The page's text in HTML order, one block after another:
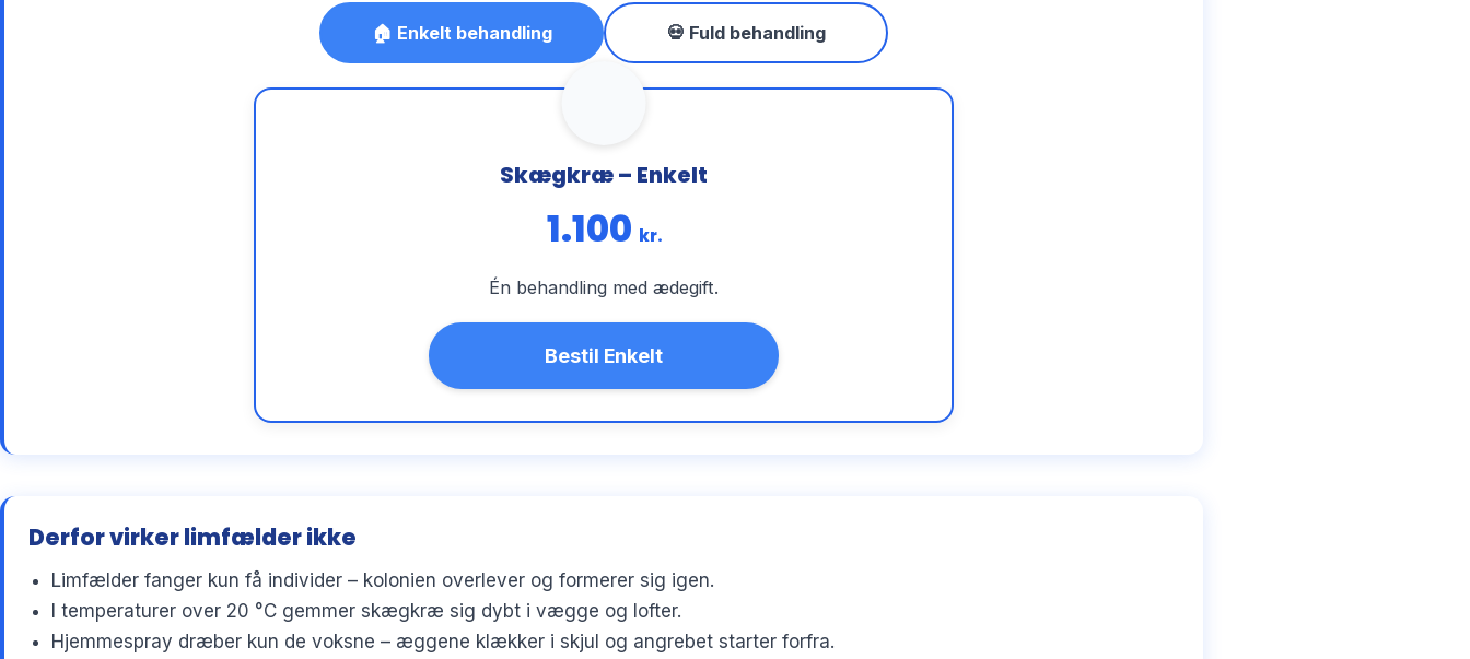
🏠 Enkelt behandling 💀 Fuld behandling
Skægkræ – Enkelt
1.100 kr.
Én behandling med ædegift.
Bestil Enkelt
Derfor virker limfælder ikke
Limfælder fanger kun få individer – kolonien overlever og formerer sig igen.
I temperaturer over 20 °C gemmer skægkræ sig dybt i vægge og lofter.
Hjemmespray dræber kun de voksne – æggene klækker i skjul og angrebet starter forfra.